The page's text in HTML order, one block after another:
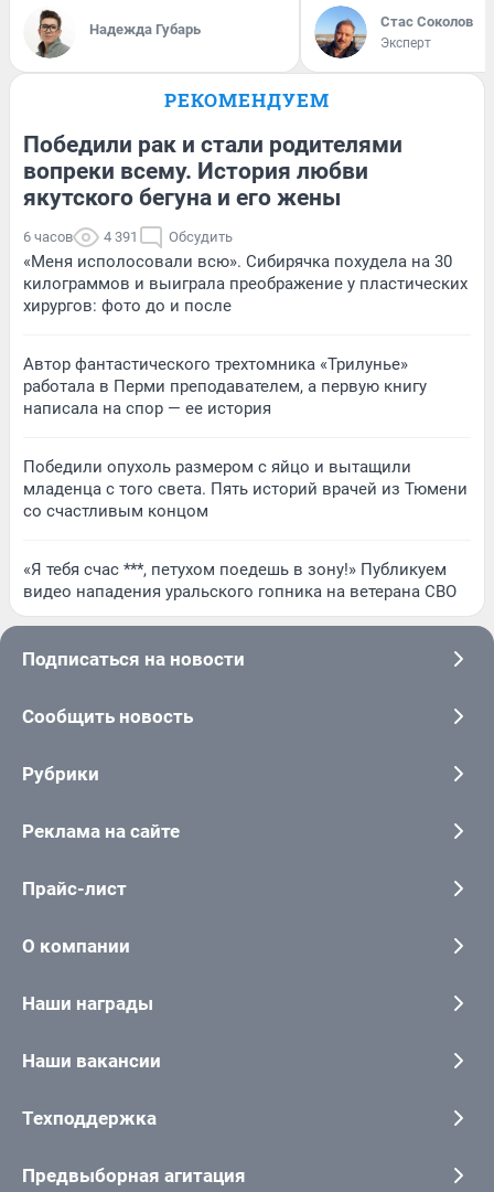
Надежда Губарь Стас Соколов
Эксперт
РЕКОМЕНДУЕМ
Победили рак и стали родителями
вопреки всему. История любви
якутского бегуна и его жены
6 часов 4 391 Обсудить
«Меня исполосовали всю». Сибирячка похудела на 30
килограммов и выиграла преображение у пластических
хирургов: фото до и после
Автор фантастического трехтомника «Трилунье»
работала в Перми преподавателем, а первую книгу
написала на спор — ее история
Победили опухоль размером с яйцо и вытащили
младенца с того света. Пять историй врачей из Тюмени
со счастливым концом
«Я тебя счас ***, петухом поедешь в зону!» Публикуем
видео нападения уральского гопника на ветерана СВО
Подписаться на новости
Сообщить новость
Рубрики
Реклама на сайте
Прайс-лист
О компании
Наши награды
Наши вакансии
Техподдержка
Предвыборная агитация